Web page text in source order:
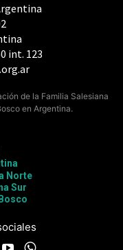
int. 123
de la Familia Salesiana
en Argentina.
Norte
Sur